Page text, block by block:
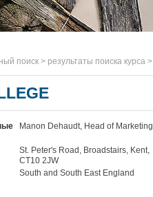
поиск > результаты поиска курса >
Manon Dehaudt, Head of Marketing
St. Peter's Road, Broadstairs, Kent,
CT10 2JW
South and South East England